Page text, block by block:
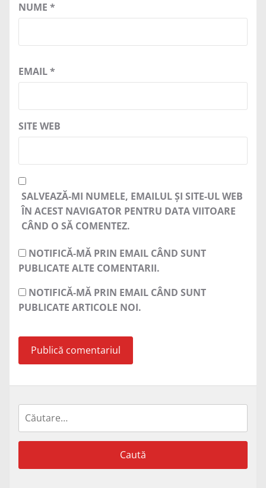
NUME *
EMAIL*
SITE WEB
SALVEAZĂ-MI NUMELE, EMAILUL ȘI SITE-UL WEB
ÎN ACEST NAVIGATOR PENTRU DATA VIITOARE
CÂND O SĂ COMENTEZ.
NOTIFICĂ-MĂ PRIN EMAIL CÂND SUNT
PUBLICATE ALTE COMENTARII.
NOTIFICĂ-MĂ PRIN EMAIL CÂND SUNT
PUBLICATE ARTICOLE NOI.
după: